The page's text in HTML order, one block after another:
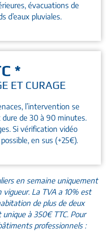
évacuations de
d’eaux pluviales.
*
ET CURAGE
l’intervention se
de 30 à 90 minutes.
Si vérification vidéo
en sus (+25€).
en semaine uniquement
La TVA a 10% est
de plus de deux
à 350€ TTC. Pour
professionnels :